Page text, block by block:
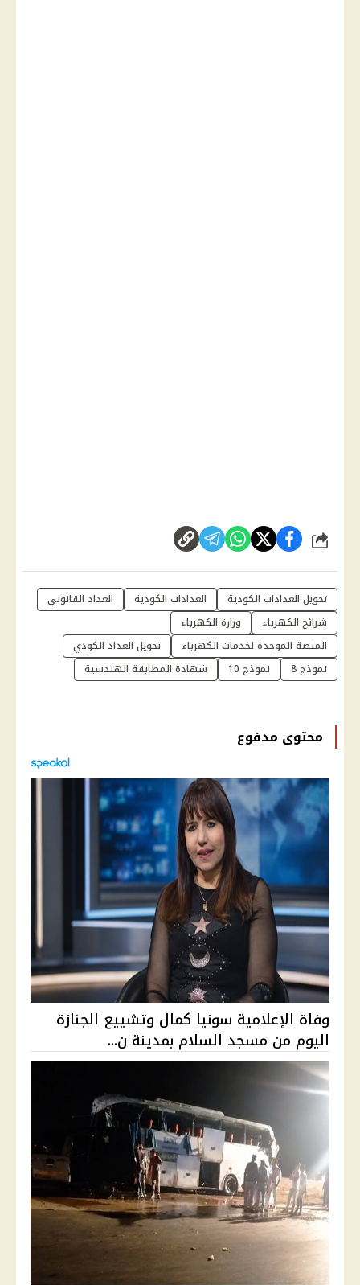
شارك
تحويل العدادات الكودية العدادات الكودية
العداد القانوني
شرائح الكهرباء
وزارة الكهرباء
المنصة الموحدة لخدمات الكهرباء
تحويل العداد الكودي
نموذج 8
نموذج 10 شهادة المطابقة الهندسية
محتوى مدفوع
وفاة الإعلامية سونيا كمال وتشييع الجنازة
اليوم من مسجد السلام بمدينة ن...